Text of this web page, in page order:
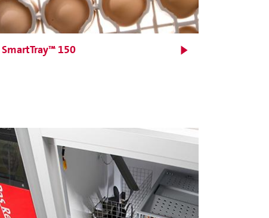
SmartTray™ 150
alvéolo que promove a
livre movimentação do ar
para maior uniformidade
da distribuição do calor e
umidade